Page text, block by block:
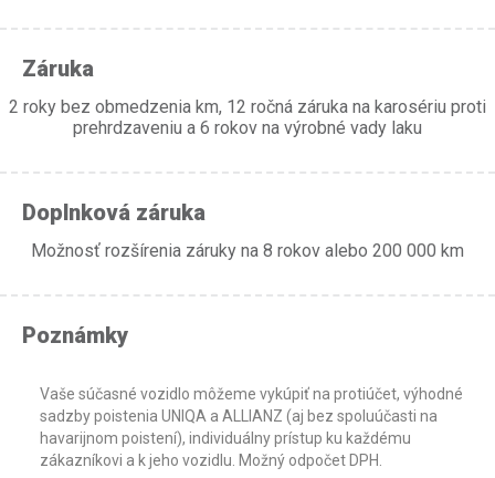
Záruka
2 roky bez obmedzenia km, 12 ročná záruka na karosériu proti
prehrdzaveniu a 6 rokov na výrobné vady laku
Doplnková záruka
Možnosť rozšírenia záruky na 8 rokov alebo 200 000 km
Poznámky
Vaše súčasné vozidlo môžeme vykúpiť na protiúčet, výhodné
sadzby poistenia UNIQA a ALLIANZ (aj bez spoluúčasti na
havarijnom poistení), individuálny prístup ku každému
zákazníkovi a k jeho vozidlu. Možný odpočet DPH.